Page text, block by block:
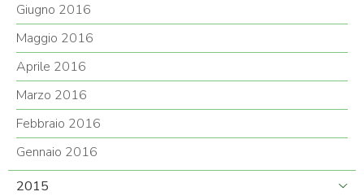
Giugno 2016
Maggio 2016
Aprile 2016
Marzo 2016
Febbraio 2016
Gennaio 2016
2015